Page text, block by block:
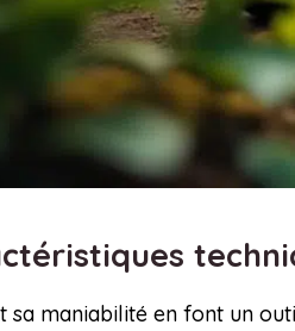
sa maniabilité en font un